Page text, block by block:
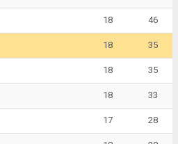
18 46
18 35
18 35
18 33
17 28